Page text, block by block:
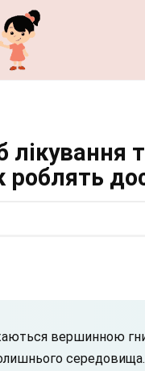
лікування
роблять
вершинною